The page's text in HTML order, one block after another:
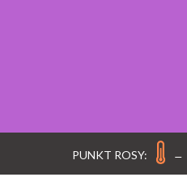
PUNKT ROSY: –